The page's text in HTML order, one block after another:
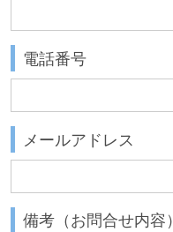
電話番号
メールアドレス
備考（お問合せ内容）